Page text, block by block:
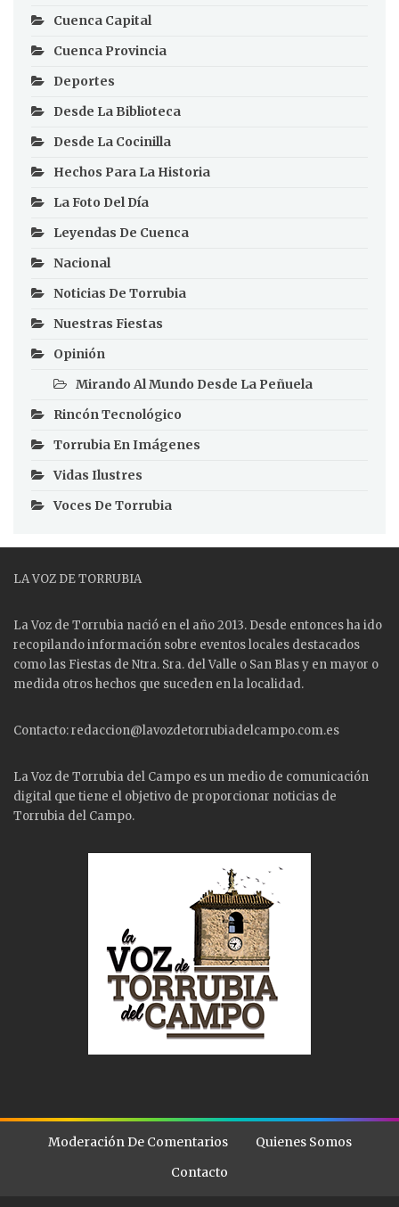
Cuenca Capital
Cuenca Provincia
Deportes
Desde La Biblioteca
Desde La Cocinilla
Hechos Para La Historia
La Foto Del Día
Leyendas De Cuenca
Nacional
Noticias De Torrubia
Nuestras Fiestas
Opinión
Mirando Al Mundo Desde La Peñuela
Rincón Tecnológico
Torrubia En Imágenes
Vidas Ilustres
Voces De Torrubia
LA VOZ DE TORRUBIA
La Voz de Torrubia nació en el año 2013. Desde entonces ha ido
recopilando información sobre eventos locales destacados
como las Fiestas de Ntra. Sra. del Valle o San Blas y en mayor o
medida otros hechos que suceden en la localidad.
Contacto: redaccion@lavozdetorrubiadelcampo.com.es
La Voz de Torrubia del Campo es un medio de comunicación
digital que tiene el objetivo de proporcionar noticias de
Torrubia del Campo.
Moderación De Comentarios
Quienes Somos
Contacto